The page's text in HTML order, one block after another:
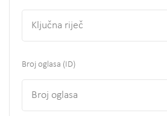
Broj oglasa (ID)